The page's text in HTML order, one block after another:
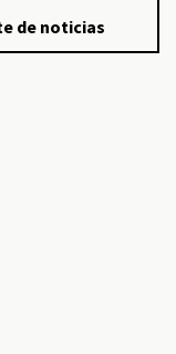
de noticias